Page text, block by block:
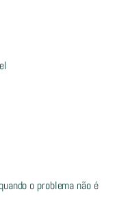
o problema não é